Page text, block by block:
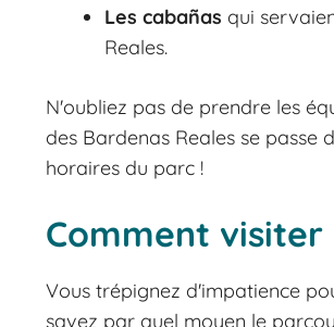
Les cabañas qui
Reales.
N'oubliez pas de prendre les
des Bardenas Reales se
horaires du parc !
Comment
Vous trépignez d'impatience
savez par quel moyen le